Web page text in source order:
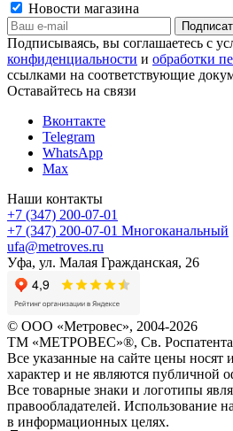
Новости магазина
Подписываясь, вы соглашаетесь с
конфиденциальности и обработки
ссылками на соответствующие
Оставайтесь на связи
Вконтакте
Telegram
WhatsApp
Max
Наши контакты
+7 (347) 200-07-01
+7 (347) 200-07-01 Многоканальный
ufa@metroves.ru
Уфа, ул. Малая Гражданская, 26
© ООО «Метровес», 2004-2026
ТМ «МЕТРОВЕС»®, Св.
Все указанные на сайте цены
характер и не являются публичной
Все товарные знаки и логотипы
правообладателей. Использование
в информационных целях.